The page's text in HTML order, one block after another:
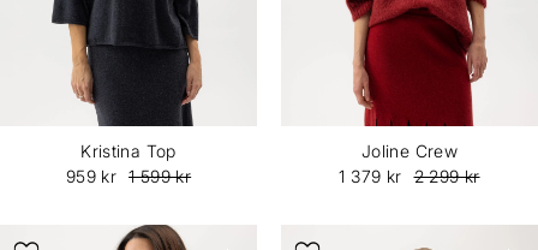
Kristina Top
959 kr 1 599 kr
Joline Crew
1 379 kr
2 299 kr